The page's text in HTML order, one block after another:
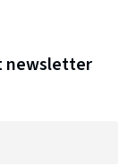
newsletter